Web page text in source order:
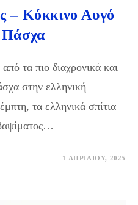
– Κόκκινο Αυγό
Πάσχα
τα πιο διαχρονικά και
στην ελληνική
τα ελληνικά σπίτια
1 ΑΠΡΙΛΊΟΥ, 2025